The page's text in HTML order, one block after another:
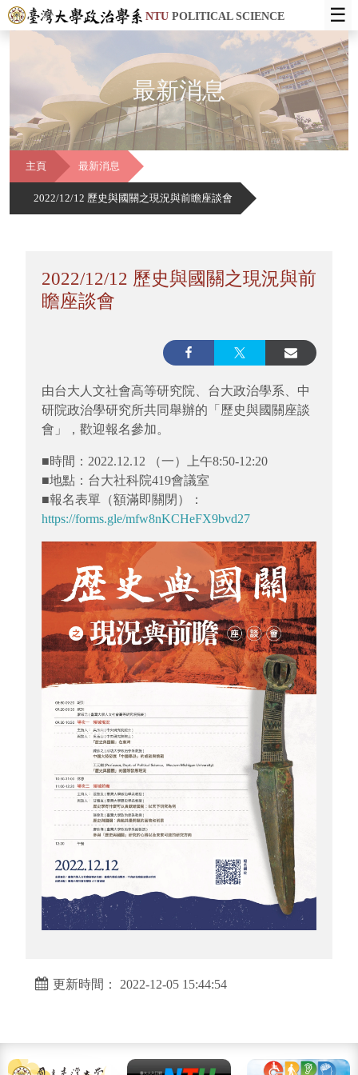
NTUPOLITICAL SCIENCE ☰
最新消息
主頁 最新消息
2022/12/12 歷史與國關之現況與前瞻座談會
2022/12/12 歷史與國關之現況與前
瞻座談會
由台大人文社會高等研究院、台大政治學系、中
研院政治學研究所共同舉辦的「歷史與國關座談
會」，歡迎報名參加。
■時間：2022.12.12 （一）上午8:50-12:20
■地點：台大社科院419會議室
■報名表單（額滿即關閉）：
https://forms.gle/mfw8nKCHeFX9bvd27
更新時間： 2022-12-05 15:44:54